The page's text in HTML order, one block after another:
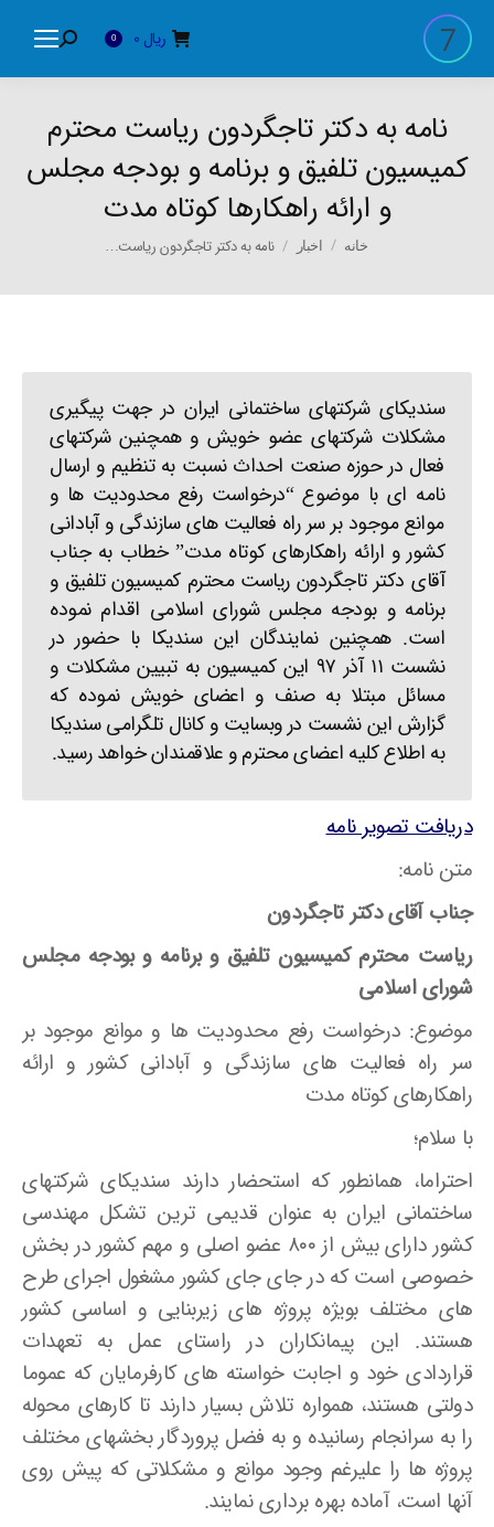
ریال 0
Search:
نامه به دکتر تاجگردون ریاست محترم
کمیسیون تلفیق و برنامه و بودجه مجلس
و ارائه راهکارها کوتاه مدت
You are here:
خانه اخبار نامه به دکتر تاجگردون ریاست…
سندیکای شرکتهای ساختمانی ایران در جهت پیگیری
مشکلات شرکتهای عضو خویش و همچنین شرکتهای
فعال در حوزه صنعت احداث نسبت به تنظیم و ارسال
نامه ای با موضوع “درخواست رفع محدودیت ها و
موانع موجود بر سر راه فعالیت های سازندگی و آبادانی
کشور و ارائه راهکارهای کوتاه مدت” خطاب به جناب
آقای دکتر تاجگردون ریاست محترم کمیسیون تلفیق و
برنامه و بودجه مجلس شورای اسلامی اقدام نموده
است. همچنین نمایندگان این سندیکا با حضور در
نشست ۱۱ آذر ۹۷ این کمیسیون به تبیین مشکلات و
مسائل مبتلا به صنف و اعضای خویش نموده که
گزارش این نشست در وبسایت و کانال تلگرامی سندیکا
به اطلاع کلیه اعضای محترم و علاقمندان خواهد رسید.
دریافت تصویر نامه
متن نامه:
جناب آقای دکتر تاجگردون
ریاست محترم کمیسیون تلفیق و برنامه و بودجه مجلس
شورای اسلامی
موضوع: درخواست رفع محدودیت ها و موانع موجود بر
سر راه فعالیت های سازندگی و آبادانی کشور و ارائه
راهکارهای کوتاه مدت
با سلام؛
احتراما، همانطور که استحضار دارند سندیکای شرکتهای
ساختمانی ایران به عنوان قدیمی ترین تشکل مهندسی
کشور دارای بیش از ۸۰۰ عضو اصلی و مهم کشور در بخش
خصوصی است که در جای جای کشور مشغول اجرای طرح
های مختلف بویژه پروژه های زیربنایی و اساسی کشور
هستند. این پیمانکاران در راستای عمل به تعهدات
قراردادی خود و اجابت خواسته های کارفرمایان که عموما
دولتی هستند، همواره تلاش بسیار دارند تا کارهای محوله
را به سرانجام رسانیده و به فضل پروردگار بخشهای مختلف
پروژه ها را علیرغم وجود موانع و مشکلاتی که پیش روی
آنها است، آماده بهره برداری نمایند.